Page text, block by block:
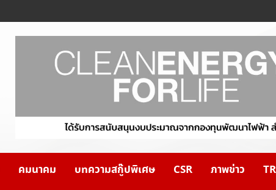
คมนาคม บทความสกู๊ปพิเศษ CSR ภาพข่าว